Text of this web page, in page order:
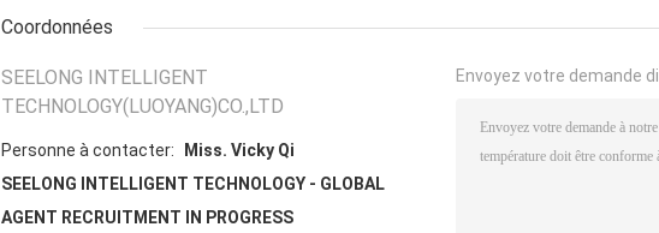
Coordonnées
SEELONG INTELLIGENT
TECHNOLOGY(LUOYANG)CO.,LTD
Personne à contacter:
Miss. Vicky Qi
SEELONG INTELLIGENT TECHNOLOGY - GLOBAL
AGENT RECRUITMENT IN PROGRESS
Envoyez votre demande